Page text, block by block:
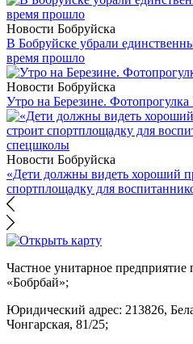
Новости Бобруйска
В Бобруйске убрали
время прошло
Новости Бобруйска
Утро на Березине.
Новости Бобруйска
«Дети должны видеть хороший
спортплощадку для
Частное унитарное предприятие
«Бобрбай»;
Юридический адрес: 213826,
Чонгарская, 81/25;